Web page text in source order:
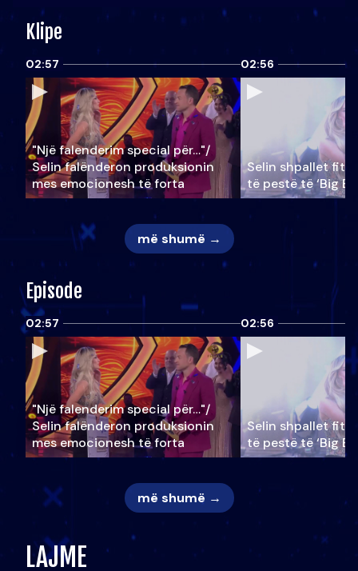
Klipe
02:57
"Një falenderim special për…"/
Selin falënderon produksionin
mes emocionesh të forta
02:56
Selin shpallet
të pestë të ‘Big
më shumë →
Episode
02:57
"Një falenderim special për…"/
Selin falënderon produksionin
mes emocionesh të forta
02:56
Selin shpallet
të pestë të ‘Big
më shumë →
LAJME